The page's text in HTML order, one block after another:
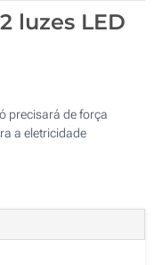
luzes LED
precisará de força
a eletricidade